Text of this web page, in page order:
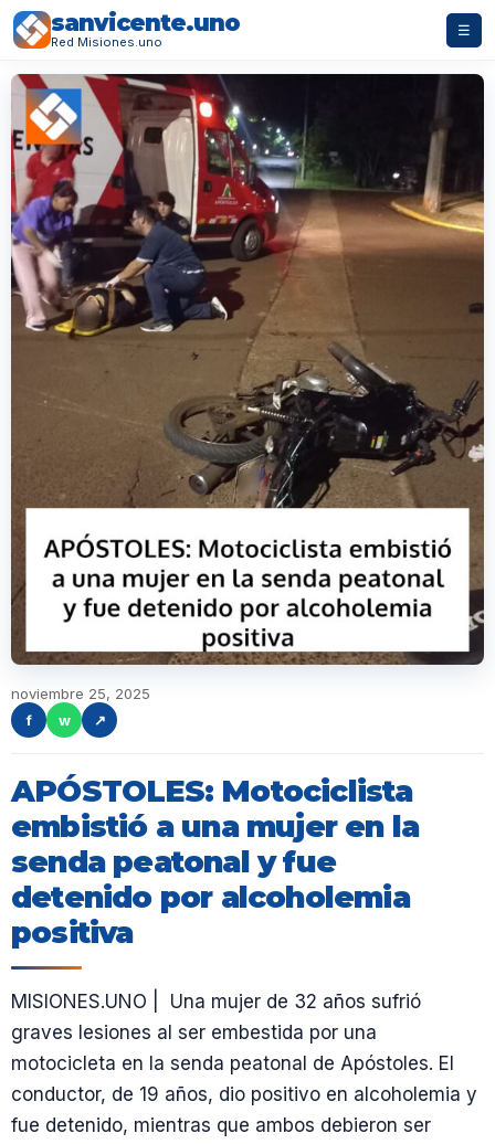
sanvicente.uno
Red Misiones.uno
☰
noviembre 25, 2025
f
w ↗
APÓSTOLES: Motociclista
embistió a una mujer en la
senda peatonal y fue
detenido por alcoholemia
positiva
MISIONES.UNO | Una mujer de 32 años sufrió
graves lesiones al ser embestida por una
motocicleta en la senda peatonal de Apóstoles. El
conductor, de 19 años, dio positivo en alcoholemia y
fue detenido, mientras que ambos debieron ser